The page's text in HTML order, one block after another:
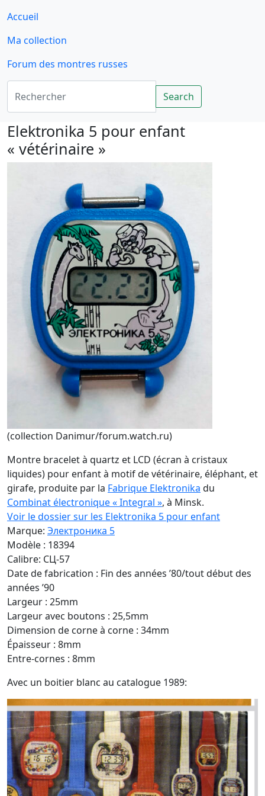
Accueil
Ma collection
Forum des montres russes
Rechercher
Search
Elektronika 5 pour enfant
« vétérinaire »
(collection Danimur/forum.watch.ru)
Montre bracelet à quartz et LCD (écran à cristaux
liquides) pour enfant à motif de vétérinaire, éléphant, et
girafe, produite par la Fabrique Elektronika du
Combinat électronique « Integral », à Minsk.
Voir le dossier sur les Elektronika 5 pour enfant
Marque: Электроника 5
Modèle : 18394
Calibre: CЦ-57
Date de fabrication : Fin des années ’80/tout début des
années ’90
Largeur : 25mm
Largeur avec boutons : 25,5mm
Dimension de corne à corne : 34mm
Épaisseur : 8mm
Entre-cornes : 8mm
Avec un boitier blanc au catalogue 1989: